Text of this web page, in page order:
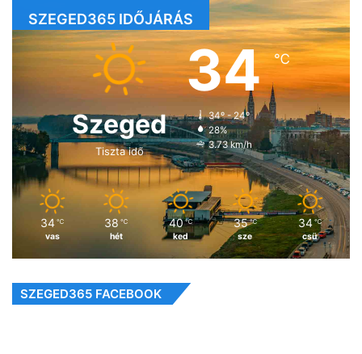
SZEGED365 IDŐJÁRÁS
Szeged
Tiszta idő
34℃
34º - 24º
28%
3.73 km/h
34 ℃
vas
38 ℃
hét
40 ℃
ked
35 ℃
sze
34 ℃
csü
SZEGED365 FACEBOOK